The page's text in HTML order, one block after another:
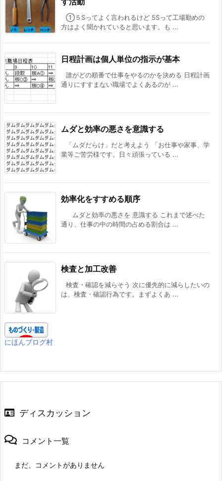
①５Sってよく言われるけど 5Sって工場勤めの
方はよく聞かれていると思います。も ...
日程計画は個人単位の指示が基本
誰がどの順番で仕事をやるのかを決める 日程計画
通りにすすまない職場でよくあるのが ...
ムダと効率の悪さを意識する
「ムダだらけ」だと考えよう 「お仕事や家事、学
業等ご苦労様です。日々頑張っている ...
効率化をすすめる順序
ムダと効率の悪さを 意識する これまで述べた
通り、仕事の中の時間の占める割合は ...
検査と加工改善
検査・確認を減らそう 次に優先的に減らしたいの
は、検査・確認行為です。まずよくあ ...
にほんブログ村
ディスカッション
コメント一覧
まだ、コメントがありません